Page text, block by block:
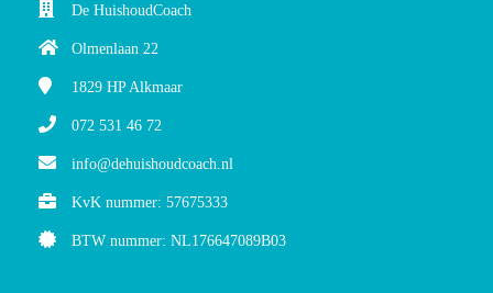
De HuishoudCoach
Olmenlaan 22
1829 HP Alkmaar
072 531 46 72
info@dehuishoudcoach.nl
KvK nummer: 57675333
BTW nummer: NL176647089B03